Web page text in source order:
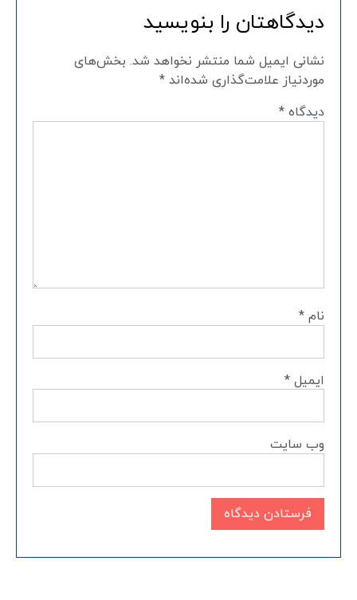
دیدگاهتان را بنویسید
نشانی ایمیل شما منتشر نخواهد شد. بخش‌های
موردنیاز علامت‌گذاری شده‌اند *
دیدگاه *
نام *
ایمیل *
وب‌ سایت